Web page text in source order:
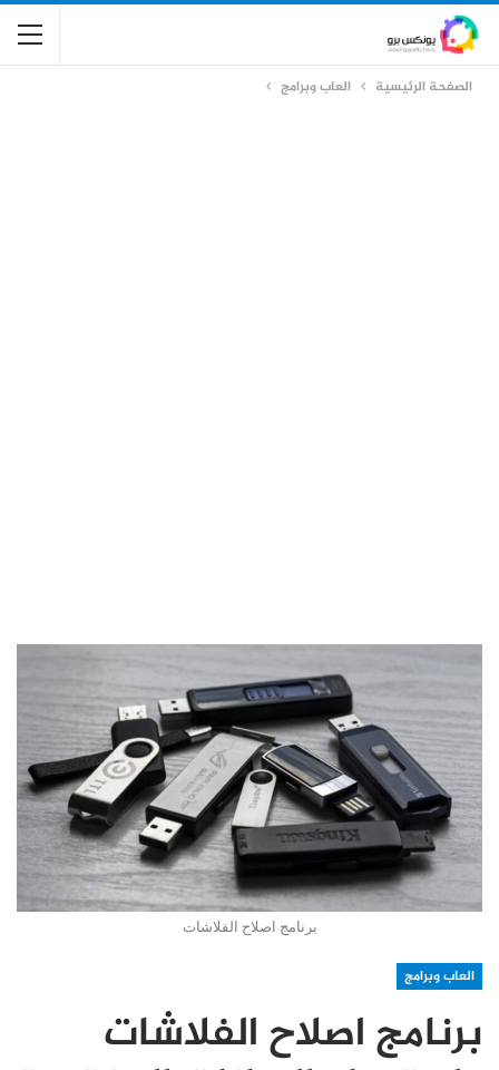
الصفحة الرئيسية العاب وبرامج
برنامج اصلاح الفلاشات
العاب وبرامج
برنامج اصلاح الفلاشات